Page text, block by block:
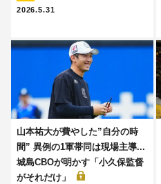
2026.5.31
山本祐大が費やした”自分の時
間” 異例の1軍帯同は現場主導...
城島CBOが明かす「小久保監督
がそれだけ」